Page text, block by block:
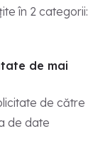
în 2 categorii:
de mai
de către
de date